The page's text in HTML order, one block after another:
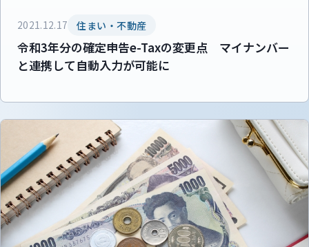
2021.12.17 住まい・不動産
令和3年分の確定申告e-Taxの変更点 マイナンバー
と連携して自動入力が可能に